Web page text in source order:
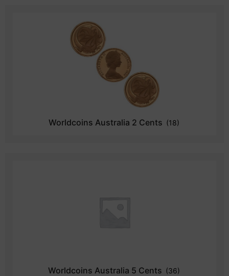
Worldcoins Australia 2 Cents (18)
Worldcoins Australia 5 Cents (36)